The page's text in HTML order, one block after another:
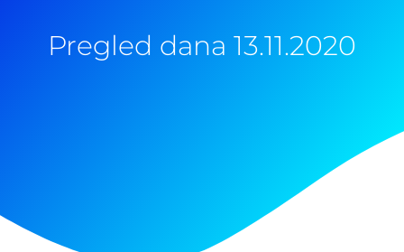
Pregled dana 13.11.2020